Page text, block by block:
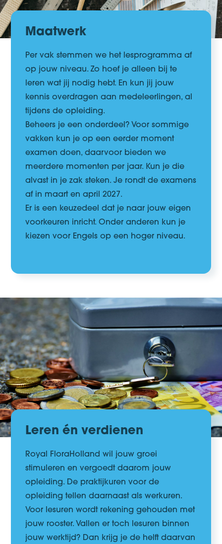
Maatwerk
Per vak stemmen we het lesprogramma af
op jouw niveau. Zo hoef je alleen bij te
leren wat jij nodig hebt. En kun jij jouw
kennis overdragen aan medeleerlingen, al
tijdens de opleiding.
Beheers je een onderdeel? Voor sommige
vakken kun je op eeneerder moment
examen doen, daarvoor bieden we
meerdere momenten per jaar. Kun je die
alvast in je zak steken.Je rondt de examens
af in maart en april 2027.
Er is een keuzedeel dat je naar jouw eigen
voorkeuren inricht. Onder anderen kun je
kiezen voor Engels op een hoger niveau.
Leren én verdienen
Royal FloraHolland wil jouwgroei
stimuleren envergoedt daarom jouw
opleiding. De praktijkuren voor de
opleiding tellen daarnaast als werkuren.
Voor lesuren wordt rekening gehouden met
jouw rooster. Vallen er toch lesuren binnen
jouw werktijd? Dan krijg je de helft daarvan